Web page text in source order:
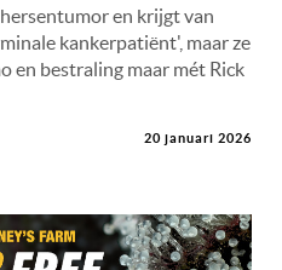
en krijgt van
kankerpatiënt', maar ze
en bestraling maar mét Rick
20 januari 2026